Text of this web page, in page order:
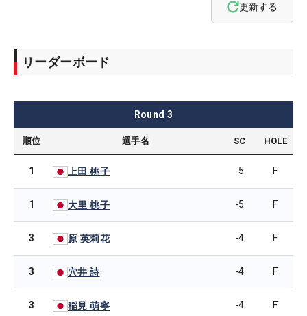
更新する
リーダーボード
Round 3
順位 選手名 SC HOLE
1 上田 桃子 -5 F
1 大里 桃子 -5 F
3 原 英莉花 -4 F
3 穴井 詩 -4 F
3 稲見 萌寧 -4 F